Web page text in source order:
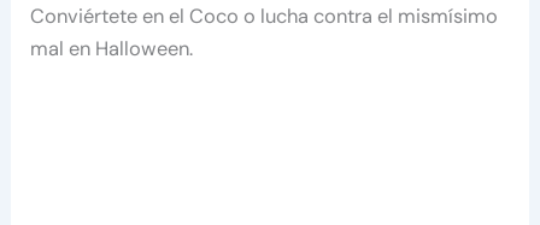
Conviértete en el Coco o lucha contra el mismísimo
mal en Halloween.